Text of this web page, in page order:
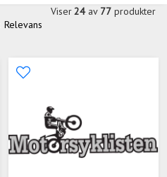
Relevans
Viser 24 av 77 produkter